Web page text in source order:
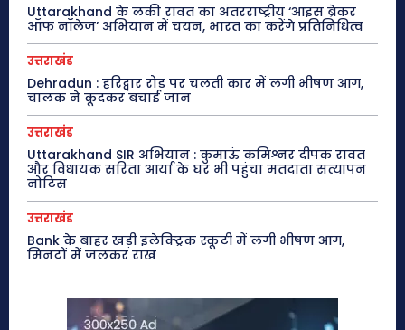
Uttarakhand के लकी रावत का अंतरराष्ट्रीय ‘आइस ब्रेकर
ऑफ नॉलेज’ अभियान में चयन, भारत का करेंगे प्रतिनिधित्व
उत्तराखंड
Dehradun : हरिद्वार रोड पर चलती कार में लगी भीषण आग,
चालक ने कूदकर बचाई जान
उत्तराखंड
Uttarakhand SIR अभियान : कुमाऊं कमिश्नर दीपक रावत
और विधायक सरिता आर्या के घर भी पहुंचा मतदाता सत्यापन
नोटिस
उत्तराखंड
Bank के बाहर खड़ी इलेक्ट्रिक स्कूटी में लगी भीषण आग,
मिनटों में जलकर राख